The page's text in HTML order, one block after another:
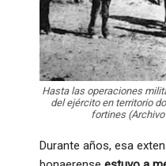
Hasta las operaciones
del ejército en territorio
fortines
Durante años, esa